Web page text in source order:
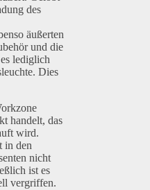
des
äußerten
und die
lediglich
Dies
handelt, das
wird.
in den
nicht
ist es
vergriffen.